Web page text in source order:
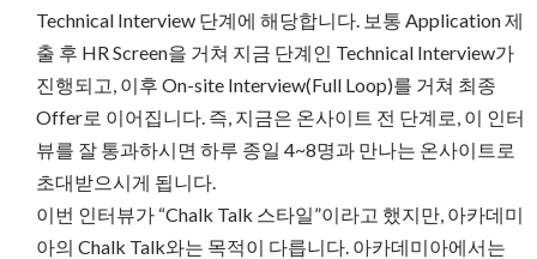
Technical Interview 단계에 해당합니다. 보통 Application 제
출 후 HR Screen을 거쳐 지금 단계인 Technical Interview가
진행되고, 이후 On-site Interview(Full Loop)를 거쳐 최종
Offer로 이어집니다. 즉, 지금은 온사이트 전 단계로, 이 인터
뷰를 잘 통과하시면 하루 종일 4~8명과 만나는 온사이트로
초대받으시게 됩니다.
이번 인터뷰가 “Chalk Talk 스타일”이라고 했지만, 아카데미
아의 Chalk Talk와는 목적이 다릅니다. 아카데미아에서는